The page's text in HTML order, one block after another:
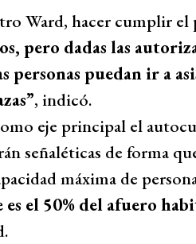
Ward, hacer cumplir
pero dadas las
personas puedan ir a
, indicó.
eje principal el
señaléticas de forma
máxima de
es el 50% del afuero